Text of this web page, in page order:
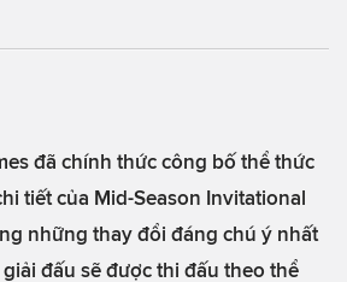
đã chính thức công bố thể thức
tiết của Mid-Season Invitational
những thay đổi đáng chú ý nhất
đấu sẽ được thi đấu theo thể